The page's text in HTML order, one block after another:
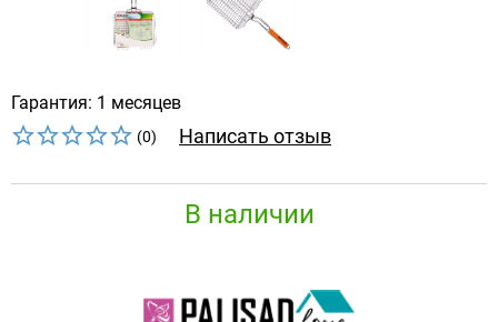
Гарантия: 1 месяцев
(0) Написать отзыв
В наличии